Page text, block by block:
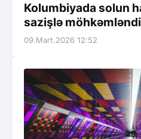
Kolumbiyada solun
sazişlə möhkəmləndi
09.Mart.2026 12:52